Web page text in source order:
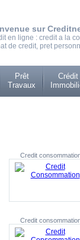
sur
en ligne : credit a la
de credit, pret
Prêt
Travaux
Crédit
Credit
Credit